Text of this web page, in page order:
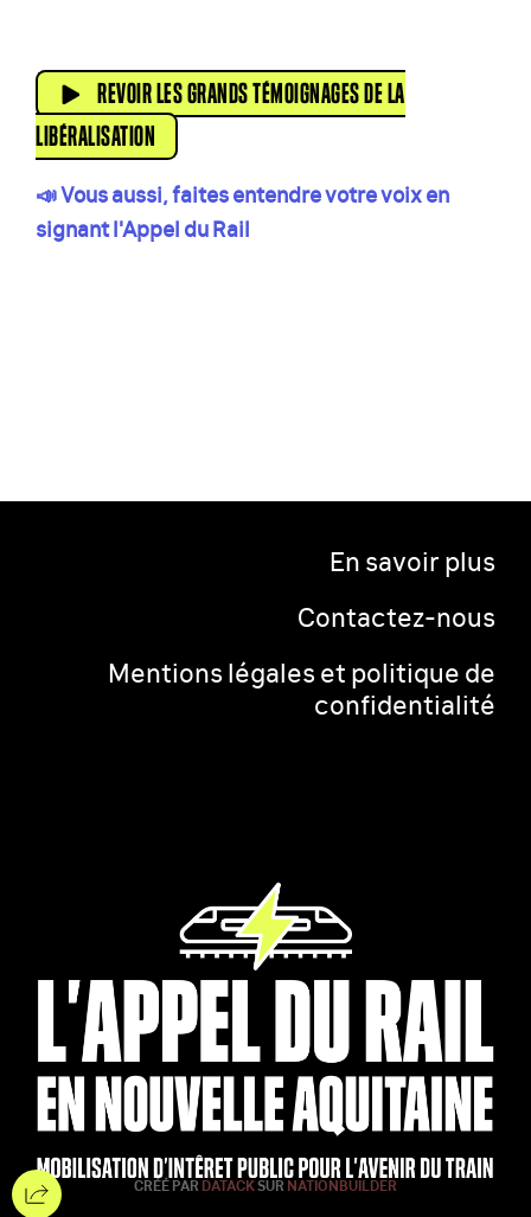
REVOIR LES GRANDS TÉMOIGNAGES DE LA
LIBÉRALISATION
📣 Vous aussi, faites entendre votre voix en
signant l'Appel du Rail
En savoir plus
Contactez-nous
Mentions légales et politique de
confidentialité
CRÉÉ PARDATACKSURNATIONBUILDER